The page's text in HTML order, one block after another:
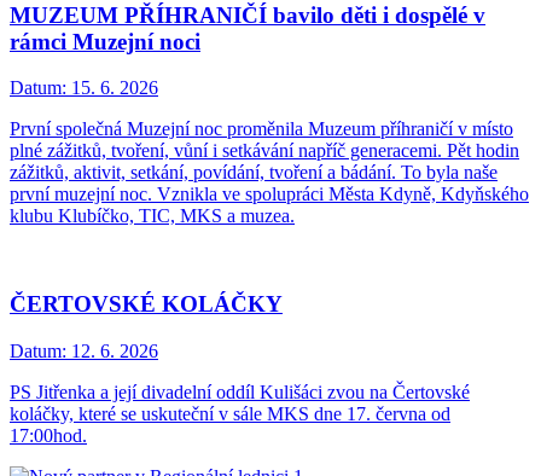
MUZEUM PŘÍHRANIČÍ bavilo děti i dospělé v
rámci Muzejní noci
Datum: 15. 6. 2026
První společná Muzejní noc proměnila Muzeum příhraničí v místo
plné zážitků, tvoření, vůní i setkávání napříč generacemi. Pět hodin
zážitků, aktivit, setkání, povídání, tvoření a bádání. To byla naše
první muzejní noc. Vznikla ve spolupráci Města Kdyně, Kdyňského
klubu Klubíčko, TIC, MKS a muzea.
ČERTOVSKÉ KOLÁČKY
Datum: 12. 6. 2026
PS Jitřenka a její divadelní oddíl Kulišáci zvou na Čertovské
koláčky, které se uskuteční v sále MKS dne 17. června od
17:00hod.